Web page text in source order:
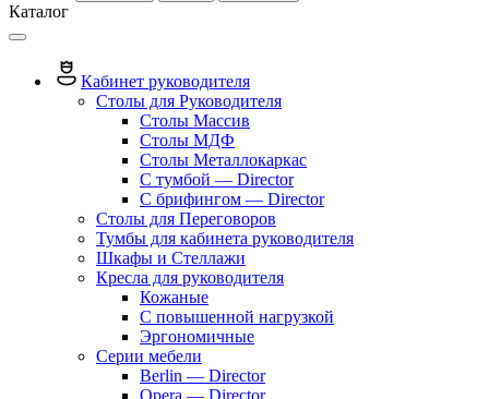
Каталог
Кабинет руководителя
Столы для Руководителя
Столы Массив
Столы МДФ
Столы Металлокаркас
С тумбой — Director
C брифингом — Director
Столы для Переговоров
Тумбы для кабинета руководителя
Шкафы и Стеллажи
Кресла для руководителя
Кожаные
С повышенной нагрузкой
Эргономичные
Серии мебели
Berlin — Director
Opera — Director